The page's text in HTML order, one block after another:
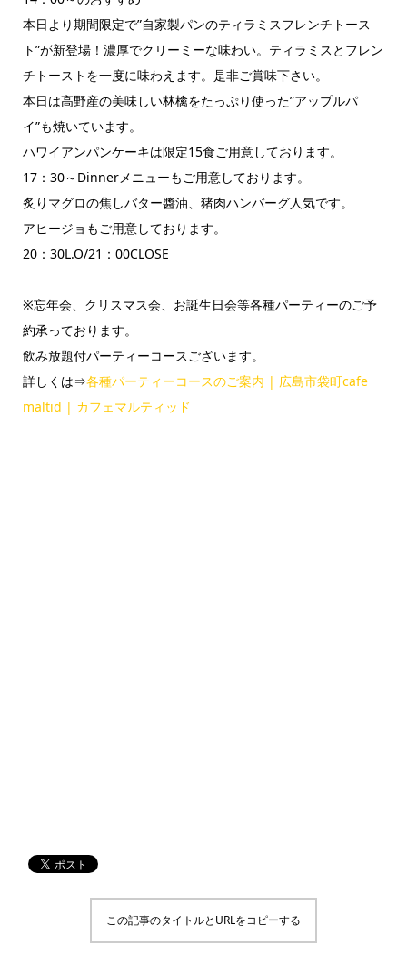
本日より期間限定で”自家製パンのティラミスフレンチトース
ト”が新登場！濃厚でクリーミーな味わい。ティラミスとフレン
チトーストを一度に味わえます。是非ご賞味下さい。
本日は高野産の美味しい林檎をたっぷり使った”アップルパ
イ”も焼いています。
ハワイアンパンケーキは限定15食ご用意しております。
17：30～Dinnerメニューもご用意しております。
炙りマグロの焦しバター醬油、猪肉ハンバーグ人気です。
アヒージョもご用意しております。
20：30L.O/21：00CLOSE
※忘年会、クリスマス会、お誕生日会等各種パーティーのご予
約承っております。
飲み放題付パーティーコースございます。
詳しくは⇒各種パーティーコースのご案内 | 広島市袋町cafe
maltid | カフェマルティッド
この記事のタイトルとURLをコピーする